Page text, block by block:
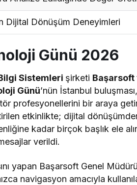
Dijital Dönüşüm Deneyimleri
Günü 2026
Sistemleri şirketi Başarsoft
Günü’nün İstanbul
profesyonellerini bir araya
etkinlikte; dijital
kadar birçok başlık ele
verildi.
yapan Başarsoft Genel
navigasyon amacıyla